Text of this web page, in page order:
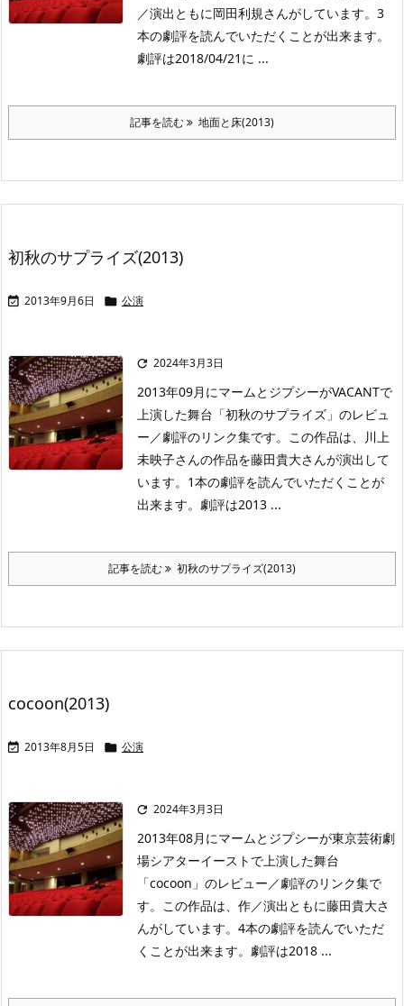
／演出ともに岡田利規さんがしています。3
本の劇評を読んでいただくことが出来ます。
劇評は2018/04/21に ...
記事を読む 地面と床(2013)
初秋のサプライズ(2013)
 2013年9月6日  公演
 2024年3月3日
2013年09月にマームとジプシーがVACANTで
上演した舞台「初秋のサプライズ」のレビュ
ー／劇評のリンク集です。この作品は、川上
未映子さんの作品を藤田貴大さんが演出して
います。1本の劇評を読んでいただくことが
出来ます。劇評は2013 ...
記事を読む 初秋のサプライズ(2013)
cocoon(2013)
 2013年8月5日  公演
 2024年3月3日
2013年08月にマームとジプシーが東京芸術劇
場シアターイーストで上演した舞台
「cocoon」のレビュー／劇評のリンク集で
す。この作品は、作／演出ともに藤田貴大さ
んがしています。4本の劇評を読んでいただ
くことが出来ます。劇評は2018 ...